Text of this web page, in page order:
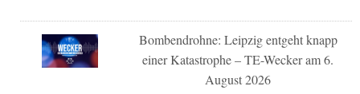
Bombendrohne: Leipzig entgeht knapp
einer Katastrophe – TE-Wecker am 6.
August 2026